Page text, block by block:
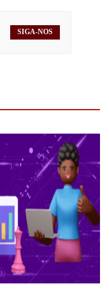
SIGA-NOS